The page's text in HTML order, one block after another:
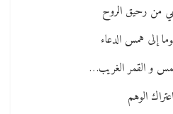
من رحيق الروح
إلى همس الدعاء
و القمر الغريب…
الوهم